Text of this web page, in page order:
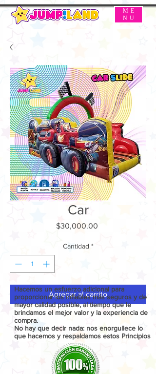
ME
NU
Car
$30,000.00Precio
Cantidad *
Agregar al carrito
Hacemos un esfuerzo adicional para
proporcionar los inflables más seguros y de
mayor calidad posible, al tiempo que le
brindamos el mejor valor y la experiencia de
compra.
No hay que decir nada: nos enorgullece lo
que hacemos y respaldamos estos Principios